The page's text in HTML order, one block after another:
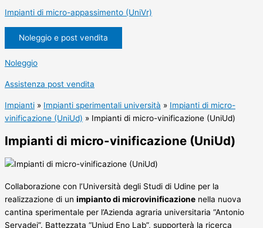
Impianti di micro-appassimento (UniVr)
Noleggio e post vendita
Noleggio
Assistenza post vendita
Impianti » Impianti sperimentali università » Impianti di micro-
vinificazione (UniUd) » Impianti di micro-vinificazione (UniUd)
Impianti di micro-vinificazione (UniUd)
Collaborazione con l’Università degli Studi di Udine per la
realizzazione di un impianto di microvinificazione nella nuova
cantina sperimentale per l’Azienda agraria universitaria “Antonio
Servadei”. Battezzata “Uniud Eno Lab”, supporterà la ricerca